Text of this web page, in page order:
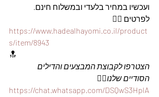
ועכשיו במחיר בלעדי ובמשלוח חינם.
לפרטים 👇🏼
https://www.hadealhayomi.co.il/product
s/item/8943
🔝
הצטרפו לקבוצת המבצעים והדילים
הסודיים שלנו👇🏼
https://chat.whatsapp.com/DSQwS3HplA